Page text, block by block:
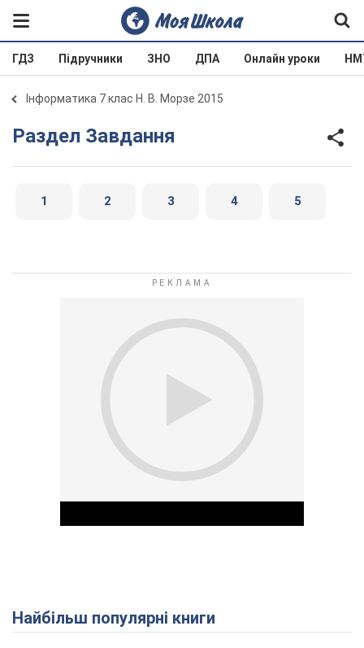
ГДЗ Підручники ЗНО ДПА Онлайн уроки
Інформатика 7 клас Н. В. Морзе 2015
Раздел Завдання
1 2 3 4 5
Play Video
Найбільш популярні книги